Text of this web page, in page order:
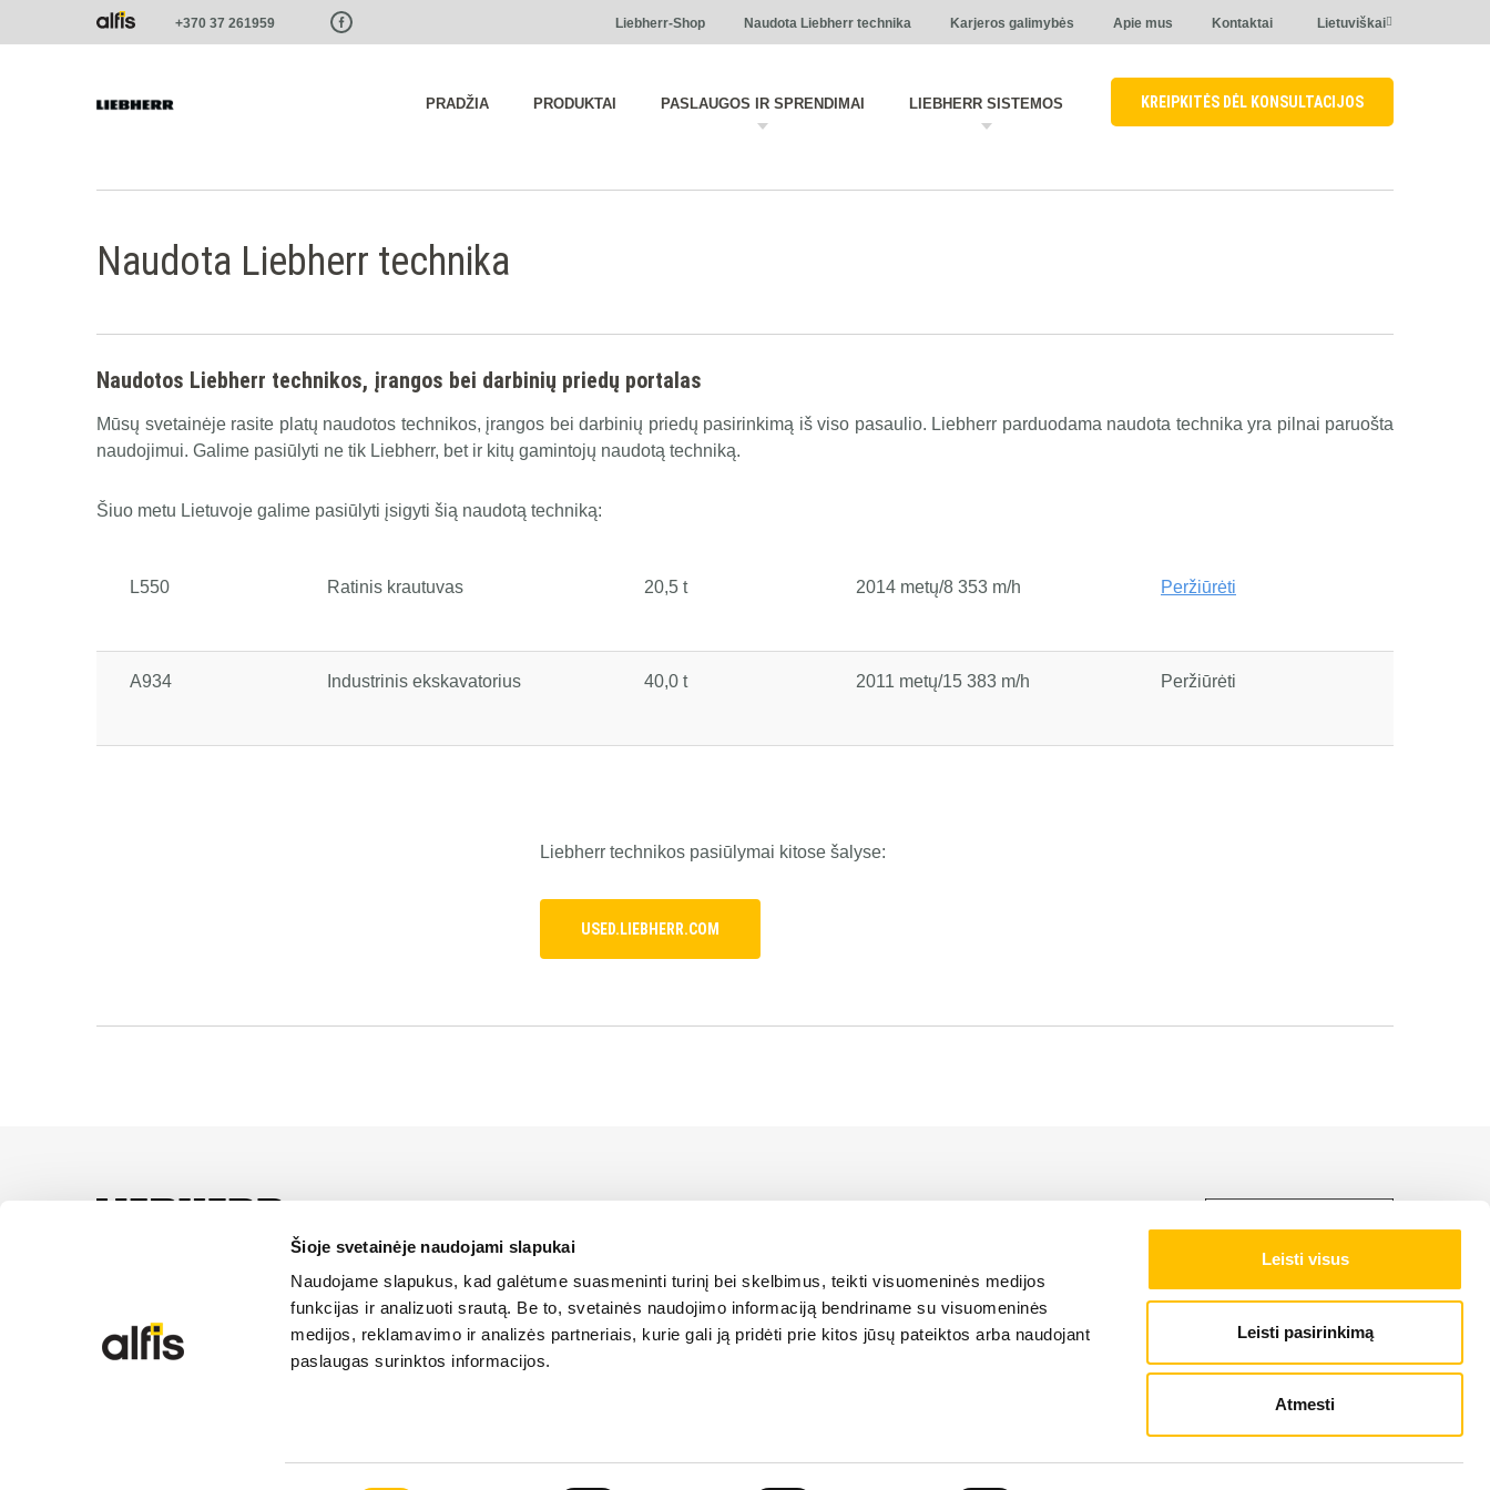
Šioje svetainėje naudojami slapukai
Naudojame slapukus, kad galėtume suasmeninti turinį bei skelbimus, teikti visuomeninės medijos
funkcijas ir analizuoti srautą. Be to, svetainės naudojimo informaciją bendriname su visuomeninės
medijos, reklamavimo ir analizės partneriais, kurie gali ją pridėti prie kitos jūsų pateiktos arba naudojant
paslaugas surinktos informacijos.
Leisti visus
Leisti pasirinkimą
Atmesti
Paste this code as high in the of the page as possible:
+370 37 261959 Liebherr-Shop Naudota Liebherr technika Karjeros galimybės Apie mus Kontaktai Lietuviškai
PRADŽIA PRODUKTAI PASLAUGOS IR SPRENDIMAI LIEBHERR SISTEMOS KREIPKITĖS DĖL KONSULTACIJOS
Naudota Liebherr technika
Naudotos Liebherr technikos, įrangos bei darbinių priedų portalas
Mūsų svetainėje rasite platų naudotos technikos, įrangos bei darbinių priedų pasirinkimą iš viso pasaulio. Liebherr parduodama naudota technika yra pilnai paruošta
naudojimui. Galime pasiūlyti ne tik Liebherr, bet ir kitų gamintojų naudotą techniką.
Šiuo metu Lietuvoje galime pasiūlyti įsigyti šią naudotą techniką:
L550 Ratinis krautuvas 20,5 t 2014 metų/8 353 m/h Peržiūrėti
A934 Industrinis ekskavatorius 40,0 t 2011 metų/15 383 m/h Peržiūrėti
Liebherr technikos pasiūlymai kitose šalyse:
USED.LIEBHERR.COM
paslaugas ir sprendimus Lietuvos teritorijoje.
SLAPUKŲ POLITIKA